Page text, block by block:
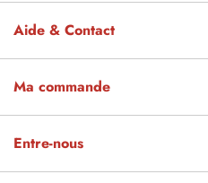
Aide & Contact
Ma commande
Entre-nous